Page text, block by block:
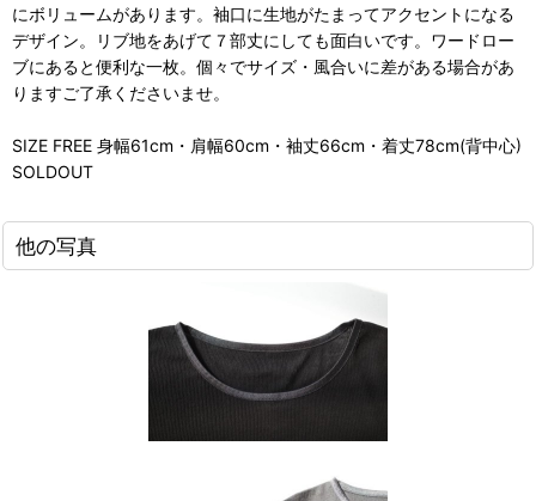
にボリュームがあります。袖口に生地がたまってアクセントになる
デザイン。リブ地をあげて７部丈にしても面白いです。ワードロー
ブにあると便利な一枚。個々でサイズ・風合いに差がある場合があ
りますご了承くださいませ。
SIZE FREE 身幅61cm・肩幅60cm・袖丈66cm・着丈78cm(背中心)
SOLDOUT
他の写真